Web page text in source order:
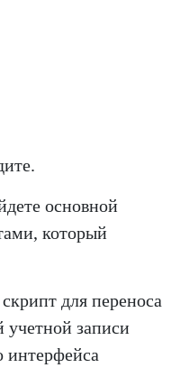
основной
который
для переноса
учетной записи
интерфейса